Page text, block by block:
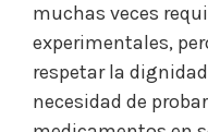
muchas veces
experimentales,
respetar la
necesidad de